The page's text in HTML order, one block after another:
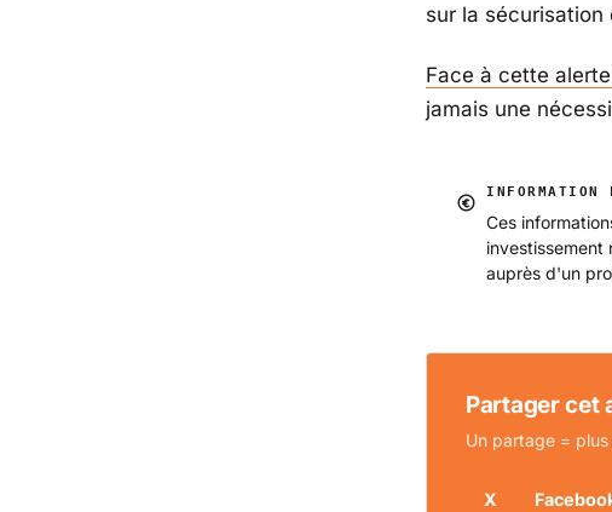
sur la sécurisation
Face à cette
jamais une
INFORMATION
Ces
investissement
auprès d'un
Partager cet
Un partage =
X